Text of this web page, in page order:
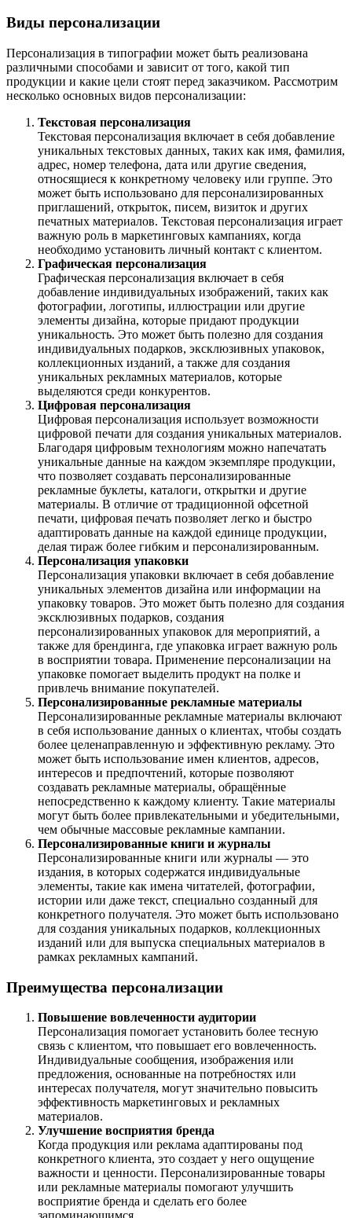
Виды персонализации
Персонализация в типографии может быть реализована
различными способами и зависит от того, какой тип
продукции и какие цели стоят перед заказчиком. Рассмотрим
несколько основных видов персонализации:
Текстовая персонализация
Текстовая персонализация включает в себя добавление
уникальных текстовых данных, таких как имя, фамилия,
адрес, номер телефона, дата или другие сведения,
относящиеся к конкретному человеку или группе. Это
может быть использовано для персонализированных
приглашений, открыток, писем, визиток и других
печатных материалов. Текстовая персонализация играет
важную роль в маркетинговых кампаниях, когда
необходимо установить личный контакт с клиентом.
Графическая персонализация
Графическая персонализация включает в себя
добавление индивидуальных изображений, таких как
фотографии, логотипы, иллюстрации или другие
элементы дизайна, которые придают продукции
уникальность. Это может быть полезно для создания
индивидуальных подарков, эксклюзивных упаковок,
коллекционных изданий, а также для создания
уникальных рекламных материалов, которые
выделяются среди конкурентов.
Цифровая персонализация
Цифровая персонализация использует возможности
цифровой печати для создания уникальных материалов.
Благодаря цифровым технологиям можно напечатать
уникальные данные на каждом экземпляре продукции,
что позволяет создавать персонализированные
рекламные буклеты, каталоги, открытки и другие
материалы. В отличие от традиционной офсетной
печати, цифровая печать позволяет легко и быстро
адаптировать данные на каждой единице продукции,
делая тираж более гибким и персонализированным.
Персонализация упаковки
Персонализация упаковки включает в себя добавление
уникальных элементов дизайна или информации на
упаковку товаров. Это может быть полезно для создания
эксклюзивных подарков, создания
персонализированных упаковок для мероприятий, а
также для брендинга, где упаковка играет важную роль
в восприятии товара. Применение персонализации на
упаковке помогает выделить продукт на полке и
привлечь внимание покупателей.
Персонализированные рекламные материалы
Персонализированные рекламные материалы включают
в себя использование данных о клиентах, чтобы создать
более целенаправленную и эффективную рекламу. Это
может быть использование имен клиентов, адресов,
интересов и предпочтений, которые позволяют
создавать рекламные материалы, обращённые
непосредственно к каждому клиенту. Такие материалы
могут быть более привлекательными и убедительными,
чем обычные массовые рекламные кампании.
Персонализированные книги и журналы
Персонализированные книги или журналы — это
издания, в которых содержатся индивидуальные
элементы, такие как имена читателей, фотографии,
истории или даже текст, специально созданный для
конкретного получателя. Это может быть использовано
для создания уникальных подарков, коллекционных
изданий или для выпуска специальных материалов в
рамках рекламных кампаний.
Преимущества персонализации
Повышение вовлеченности аудитории
Персонализация помогает установить более тесную
связь с клиентом, что повышает его вовлеченность.
Индивидуальные сообщения, изображения или
предложения, основанные на потребностях или
интересах получателя, могут значительно повысить
эффективность маркетинговых и рекламных
материалов.
Улучшение восприятия бренда
Когда продукция или реклама адаптированы под
конкретного клиента, это создает у него ощущение
важности и ценности. Персонализированные товары
или рекламные материалы помогают улучшить
восприятие бренда и сделать его более